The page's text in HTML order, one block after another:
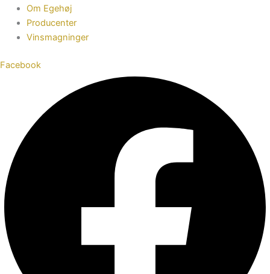
Om Egehøj
Producenter
Vinsmagninger
Facebook